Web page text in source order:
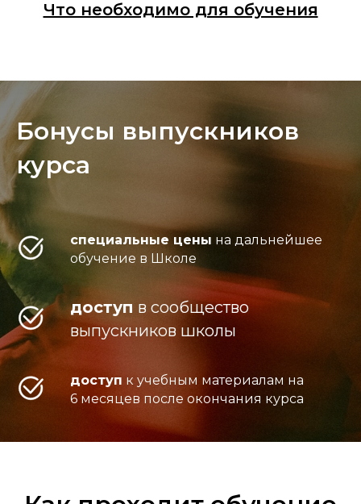
Что необходимо для обучения
Бонусы выпускников
курса
специальные цены на дальнейшее
обучение в Школе
доступ всообщество
выпускников школы
доступ к учебным материалам на
6 месяцев после окончания курса